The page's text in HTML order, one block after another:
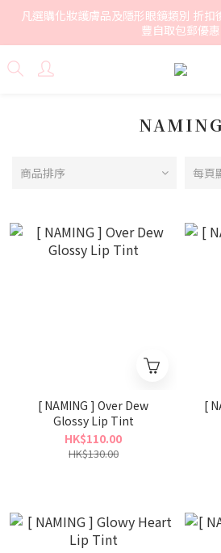
凡選購化妝護膚品及隱形眼鏡類別 折扣
豐自取包郵優惠
NAMING
商品排序 每頁
[ NAMING ] Over Dew
Glossy Lip Tint
HK$110.00
HK$130.00
[